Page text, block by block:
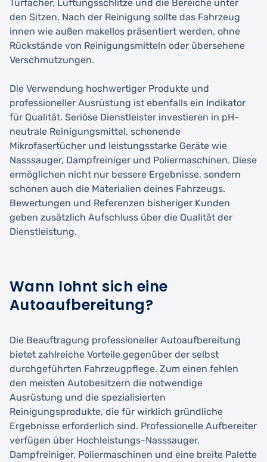
Türfächer, Lüftungsschlitze und die Bereiche unter
den Sitzen. Nach der Reinigung sollte das Fahrzeug
innen wie außen makellos präsentiert werden, ohne
Rückstände von Reinigungsmitteln oder übersehene
Verschmutzungen.
Die Verwendung hochwertiger Produkte und
professioneller Ausrüstung ist ebenfalls ein Indikator
für Qualität. Seriöse Dienstleister investieren in pH-
neutrale Reinigungsmittel, schonende
Mikrofasertücher und leistungsstarke Geräte wie
Nasssauger, Dampfreiniger und Poliermaschinen. Diese
ermöglichen nicht nur bessere Ergebnisse, sondern
schonen auch die Materialien deines Fahrzeugs.
Bewertungen und Referenzen bisheriger Kunden
geben zusätzlich Aufschluss über die Qualität der
Dienstleistung.
Wann lohnt sich eine
Autoaufbereitung?
Die Beauftragung professioneller Autoaufbereitung
bietet zahlreiche Vorteile gegenüber der selbst
durchgeführten Fahrzeugpflege. Zum einen fehlen
den meisten Autobesitzern die notwendige
Ausrüstung und die spezialisierten
Reinigungsprodukte, die für wirklich gründliche
Ergebnisse erforderlich sind. Professionelle Aufbereiter
verfügen über Hochleistungs-Nasssauger,
Dampfreiniger, Poliermaschinen und eine breite Palette